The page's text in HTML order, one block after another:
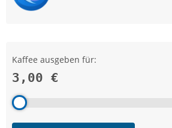
Kaffee ausgeben für:
3,00 €